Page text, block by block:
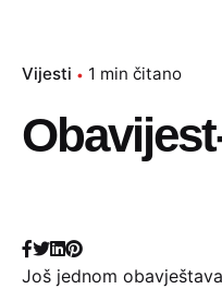
Vijesti 1 min čitano
Još jednom